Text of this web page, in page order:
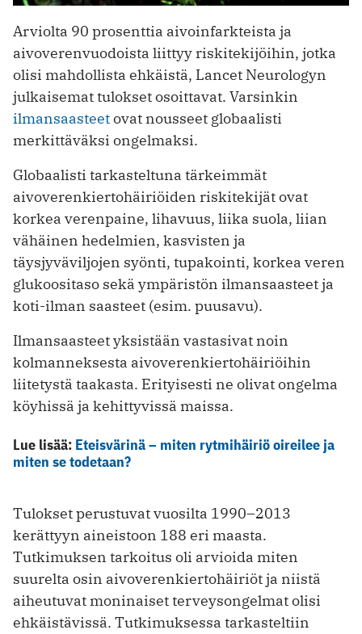
Arviolta 90 prosenttia aivoinfarkteista ja
aivoverenvuodoista liittyy riskitekijöihin, jotka
olisi mahdollista ehkäistä, Lancet Neurologyn
julkaisemat tulokset osoittavat. Varsinkin
ilmansaasteetovat nousseet globaalisti
merkittäväksi ongelmaksi.
Globaalisti tarkasteltuna tärkeimmät
aivoverenkiertohäiriöiden riskitekijät ovat
korkea verenpaine, lihavuus, liika suola, liian
vähäinen hedelmien, kasvisten ja
täysjyväviljojen syönti, tupakointi, korkea veren
glukoositaso sekä ympäristön ilmansaasteet ja
koti-ilman saasteet (esim. puusavu).
Ilmansaasteet yksistään vastasivat noin
kolmanneksesta aivoverenkiertohäiriöihin
liitetystä taakasta. Erityisesti ne olivat ongelma
köyhissä ja kehittyvissä maissa.
Lue lisää: Eteisvärinä – miten rytmihäiriö oireilee ja
miten se todetaan?
Tulokset perustuvat vuosilta 1990–2013
kerättyyn aineistoon 188 eri maasta.
Tutkimuksen tarkoitus oli arvioida miten
suurelta osin aivoverenkiertohäiriöt ja niistä
aiheutuvat moninaiset terveysongelmat olisi
ehkäistävissä. Tutkimuksessa tarkasteltiin